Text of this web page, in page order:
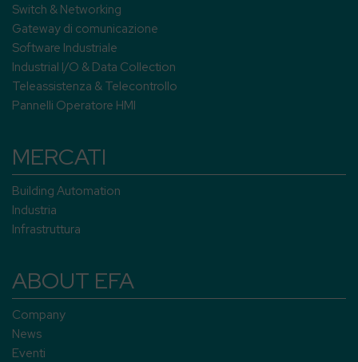
Switch & Networking
Gateway di comunicazione
Software Industriale
Industrial I/O & Data Collection
Teleassistenza & Telecontrollo
Pannelli Operatore HMI
MERCATI
Building Automation
Industria
Infrastruttura
ABOUT EFA
Company
News
Eventi